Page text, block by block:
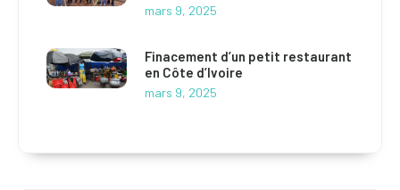
mars 9, 2025
Finacement d’un petit restaurant
en Côte d’Ivoire
mars 9, 2025